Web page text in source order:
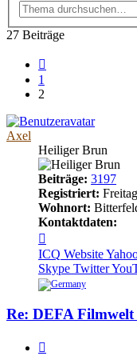
27 Beiträge
1
2
Axel
Heiliger Brun
Beiträge: 3197
Registriert:
Wohnort:
Kontaktdaten:
von
Axel
ICQ Website
Skype Twitter
Re: DEFA